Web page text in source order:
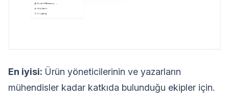
En iyisi: Ürün yöneticilerinin ve yazarların
mühendisler kadar katkıda bulunduğu ekipler için.